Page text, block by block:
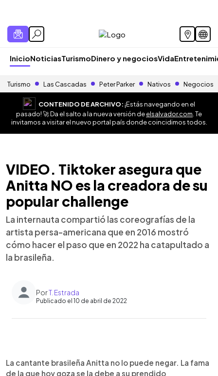
InicioNoticiasTurismoDinero y negociosVida
Turismo Las Cascadas Peter Parker Nativos Negocios
CONTENIDO DE ARCHIVO:¡Estás navegando en el
pasado! 🚀 Da el salto a la nueva versión deelsalvador.com . Te
invitamos a visitar el nuevo portal país donde coincidimos todos.
VIDEO. Tiktoker asegura que
Anitta NO es la creadora de su
popular challenge
La internauta compartió las coreografías de la
artista persa-americana que en 2016 mostró
cómo hacer el paso que en 2022 ha catapultado a
la brasileña.
PorT. Estrada
Publicado el 10 de abril de 2022
► Escuchar artículo
La cantante brasileña Anitta no lo puede negar. La fama
de la que hoy goza se la debe a su prendido